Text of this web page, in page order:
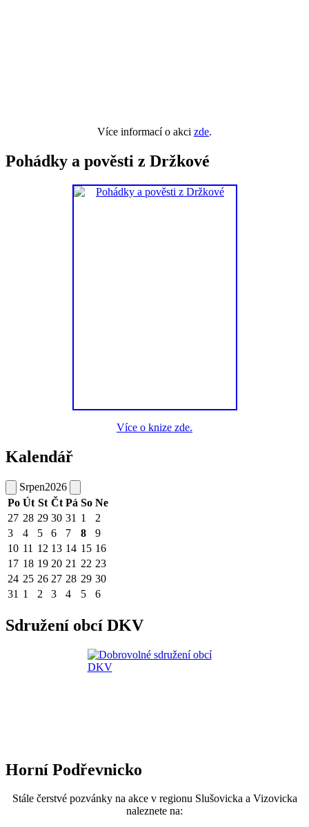
Více informací o akci zde.
Pohádky a pověsti z Držkové
Více o knize zde.
Kalendář
Srpen2026
Po Út St Čt Pá So Ne
27 28 29 30 31 1
2
3
4 5 6 7 8
9
10 11 12 13 14 15 16
17 18 19 20 21 22 23
24 25 26 27 28 29 30
31 1 2 3 4 5 6
Sdružení obcí DKV
Horní Podřevnicko
Stále čerstvé pozvánky na akce v regionu Slušovicka a Vizovicka
naleznete na: